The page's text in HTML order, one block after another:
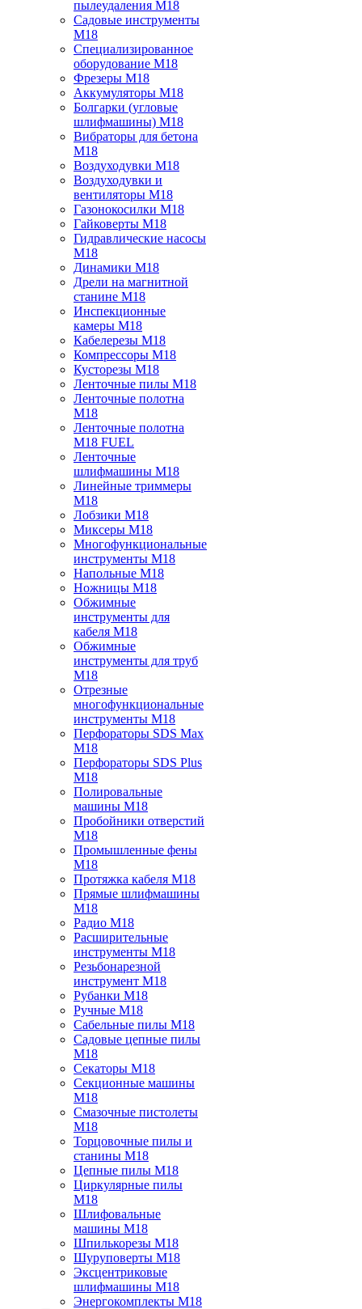
пылеудаления M18
Садовые инструменты
M18
Специализированное
оборудование M18
Фрезеры M18
Аккумуляторы M18
Болгарки (угловые
шлифмашины) M18
Вибраторы для бетона
M18
Воздуходувки M18
Воздуходувки и
вентиляторы M18
Газонокосилки M18
Гайковерты M18
Гидравлические насосы
M18
Динамики M18
Дрели на магнитной
станине M18
Инспекционные
камеры M18
Кабелерезы M18
Компрессоры M18
Кусторезы M18
Ленточные пилы M18
Ленточные полотна
M18
Ленточные полотна
M18 FUEL
Ленточные
шлифмашины M18
Линейные триммеры
M18
Лобзики M18
Миксеры M18
Многофункциональные
инструменты M18
Напольные M18
Ножницы M18
Обжимные
инструменты для
кабеля M18
Обжимные
инструменты для труб
M18
Отрезные
многофункциональные
инструменты M18
Перфораторы SDS Max
M18
Перфораторы SDS Plus
M18
Полировальные
машины M18
Пробойники отверстий
M18
Промышленные фены
M18
Протяжка кабеля M18
Прямые шлифмашины
M18
Радио M18
Расширительные
инструменты M18
Резьбонарезной
инструмент M18
Рубанки M18
Ручные M18
Сабельные пилы M18
Садовые цепные пилы
M18
Секаторы M18
Секционные машины
M18
Смазочные пистолеты
M18
Торцовочные пилы и
станины M18
Цепные пилы M18
Циркулярные пилы
M18
Шлифовальные
машины M18
Шпилькорезы M18
Шуруповерты M18
Эксцентриковые
шлифмашины M18
Энергокомплекты M18